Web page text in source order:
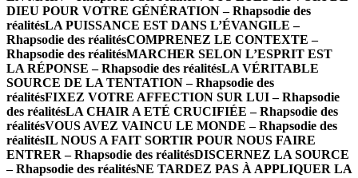
DIEU POUR VOTRE GÉNÉRATION – Rhapsodie des
réalitésLA PUISSANCE EST DANS L’ÉVANGILE –
Rhapsodie des réalitésCOMPRENEZ LE CONTEXTE –
Rhapsodie des réalitésMARCHER SELON L’ESPRIT EST
LA RÉPONSE – Rhapsodie des réalitésLA VÉRITABLE
SOURCE DE LA TENTATION – Rhapsodie des
réalitésFIXEZ VOTRE AFFECTION SUR LUI – Rhapsodie
des réalitésLA CHAIR A ETÉ CRUCIFIÉE – Rhapsodie des
réalitésVOUS AVEZ VAINCU LE MONDE – Rhapsodie des
réalitésIL NOUS A FAIT SORTIR POUR NOUS FAIRE
ENTRER – Rhapsodie des réalitésDISCERNEZ LA SOURCE
– Rhapsodie des réalitésNE TARDEZ PAS À APPLIQUER LA